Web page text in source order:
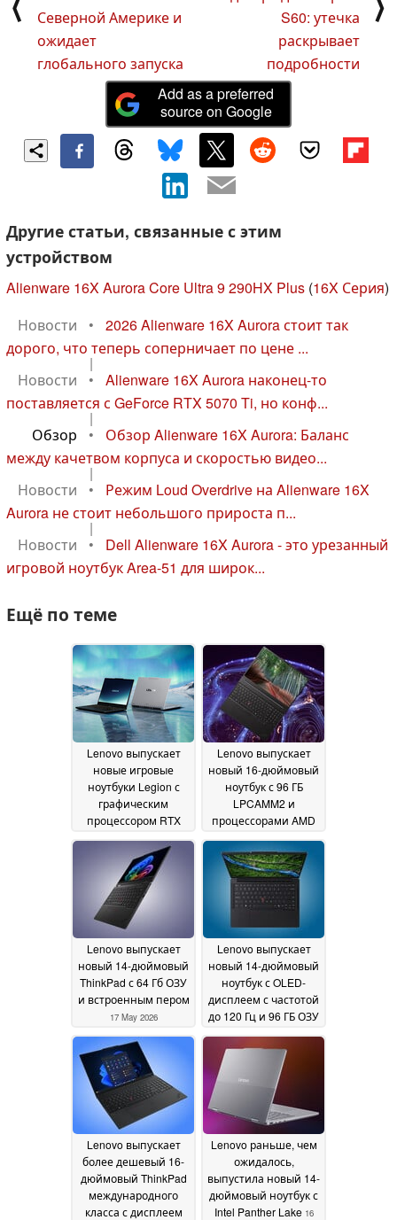
Северной Америке и
ожидает
глобального запуска
S60: утечка
раскрывает
подробности
Add as a preferred
source on Google
Другие статьи, связанные с этим
устройством
Alienware 16X Aurora Core Ultra 9 290HX Plus (16X Серия)
Новости
•
2026 Alienware 16X Aurora стоит так
дорого, что теперь соперничает по цене ...
|
Новости
•
Alienware 16X Aurora наконец-то
поставляется с GeForce RTX 5070 Ti, но конф...
|
Обзор
•
Обзор Alienware 16X Aurora: Баланс
между качетвом корпуса и скоростью видео...
|
Новости
•
Режим Loud Overdrive на Alienware 16X
Aurora не стоит небольшого прироста п...
|
Новости
•
Dell Alienware 16X Aurora - это урезанный
игровой ноутбук Area-51 для широк...
Ещё по теме
Lenovo выпускает
новые игровые
ноутбуки Legion с
графическим
процессором RTX
23 May 2026
Lenovo выпускает
новый 16-дюймовый
ноутбук с 96 ГБ
LPCAMM2 и
процессорами AMD
ожидалось18 May 2026
Lenovo выпускает
новый 14-дюймовый
ThinkPad с 64 Гб ОЗУ
и встроенным пером
17 May 2026
Lenovo выпускает
новый 14-дюймовый
ноутбук с OLED-
дисплеем с частотой
до 120 Гц и 96 ГБ ОЗУ
17 May 2026
Lenovo выпускает
более дешевый 16-
дюймовый ThinkPad
международного
класса с дисплеем
Lenovo раньше, чем
ожидалось,
выпустила новый 14-
дюймовый ноутбук с
Intel Panther Lake 16